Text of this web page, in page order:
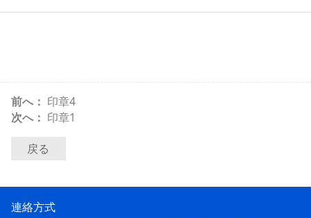
前へ： 印章4
次へ： 印章1
戻る
連絡方式